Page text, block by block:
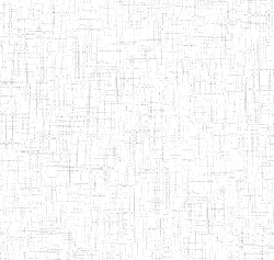
07/09/2012 ENIEG
14/03/2014 ENIEG